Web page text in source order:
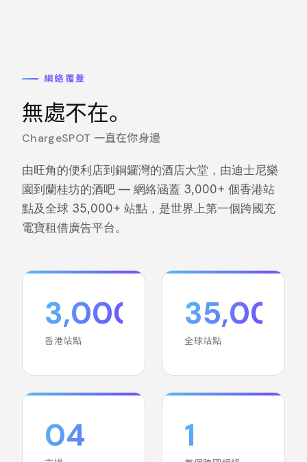
網絡覆蓋
無處不在。
ChargeSPOT 一直在你身邊
由旺角的便利店到銅鑼灣的酒店大堂，由迪士尼樂
園到蘭桂坊的酒吧 — 網絡涵蓋 3,000+ 個香港站
點及全球 35,000+ 站點，是世界上第一個跨國充
電寶租借廣告平台。
3,000+
香港站點 全球站點
04 1